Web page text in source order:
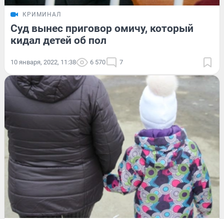
КРИМИНАЛ
Суд вынес приговор омичу, который
кидал детей об пол
10 января, 2022, 11:38 6 570 7